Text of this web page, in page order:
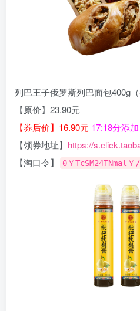
列巴王子俄罗斯列巴面包400g（
【原价】23.90元
【券后价】16.90元 17:18分添加
【领券地址】 https://
【淘口令】
0￥TcSM24TNmal￥/